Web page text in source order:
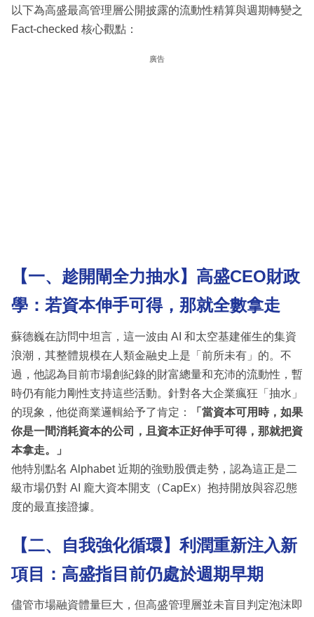
以下為高盛最高管理層公開披露的流動性精算與週期轉變之
Fact-checked 核心觀點：
廣告
【一、趁開閘全力抽水】高盛CEO財政
學：若資本伸手可得，那就全數拿走
蘇德巍在訪問中坦言，這一波由 AI 和太空基建催生的集資
浪潮，其整體規模在人類金融史上是「前所未有」的。不
過，他認為目前市場創紀錄的財富總量和充沛的流動性，暫
時仍有能力剛性支持這些活動。針對各大企業瘋狂「抽水」
的現象，他從商業邏輯給予了肯定：
「當資本可用時，如果
你是一間消耗資本的公司，且資本正好伸手可得，那就把資
本拿走。」
他特別點名 Alphabet 近期的強勁股價走勢，認為這正是二
級市場仍對 AI 龐大資本開支（CapEx）抱持開放與容忍態
度的最直接證據。
【二、自我強化循環】利潤重新注入新
項目：高盛指目前仍處於週期早期
儘管市場融資體量巨大，但高盛管理層並未盲目判定泡沫即